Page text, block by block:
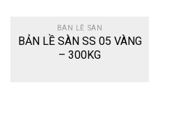
BÀN LỀ SÀN
BẢN LỀ SÀN SS 05 VÀNG
– 300KG